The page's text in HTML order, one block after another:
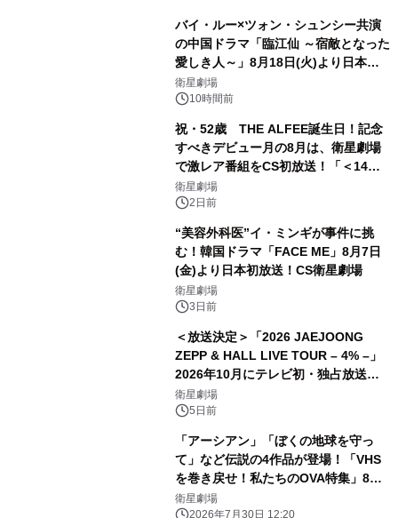
バイ・ルー×ツォン・シュンシー共演
の中国ドラマ「臨江仙 ～宿敵となった
愛しき人～」8月18日(火)より日本初
放送！YouTubeにて8月11日(火)より
第1話期間限定公開！CS衛星劇場
衛星劇場
10時間前
祝・52歳 THE ALFEE誕生日！記念
すべきデビュー月の8月は、衛星劇場
で激レア番組をCS初放送！「＜14ヶ
月連続＞THE ALFEE ライブ・セレク
ション」
衛星劇場
2日前
“美容外科医”イ・ミンギが事件に挑
む！韓国ドラマ「FACE ME」8月7日
(金)より日本初放送！CS衛星劇場
衛星劇場
3日前
＜放送決定＞「2026 JAEJOONG
ZEPP & HALL LIVE TOUR – 4% –」
2026年10月にテレビ初・独占放送！
CS衛星劇場
衛星劇場
5日前
「アーシアン」「ぼくの地球を守っ
て」など伝説の4作品が登場！「VHS
を巻き戻せ！私たちのOVA特集」8月
放送！CS衛星劇場
衛星劇場
2026年7月30日 12:20